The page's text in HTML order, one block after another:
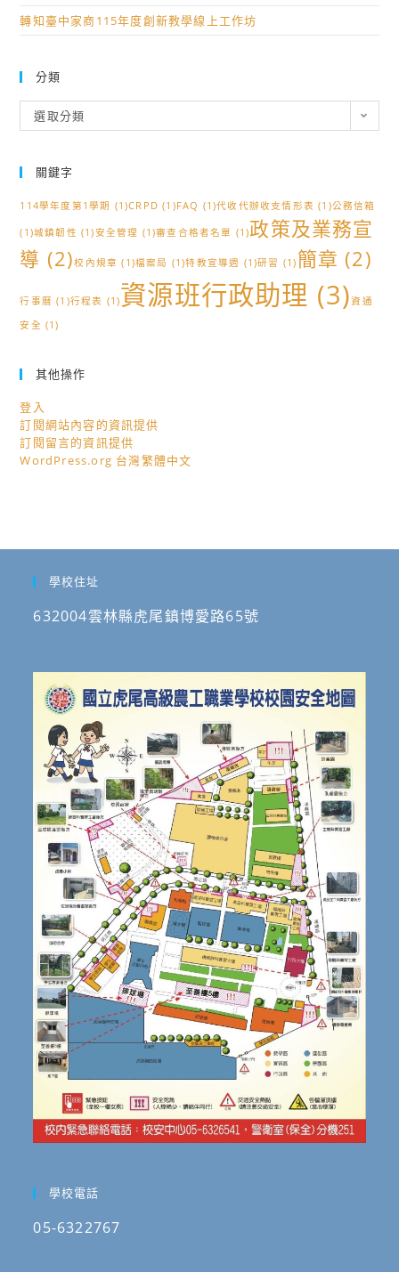
轉知臺中家商115年度創新教學線上工作坊
分類
類
選取分類
關鍵字
114學年度第1學期 (1)CRPD (1)FAQ (1)代收代辦收支情形表 (1)公務信箱
(1)城鎮韌性 (1)安全管理 (1)審查合格者名單 (1)政策及業務宣
導 (2)校內規章 (1)檔案局 (1)特教宣導週 (1)研習 (1) 簡章 (2)
行事曆 (1)行程表 (1)資源班行政助理 (3)資通
安全 (1)
其他操作
登入
訂閱網站內容的資訊提供
訂閱留言的資訊提供
WordPress.org 台灣繁體中文
學校住址
632004雲林縣虎尾鎮博愛路65號
學校電話
05-6322767